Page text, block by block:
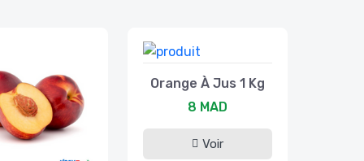
Orange À Jus 1 Kg
8 MAD
Voir